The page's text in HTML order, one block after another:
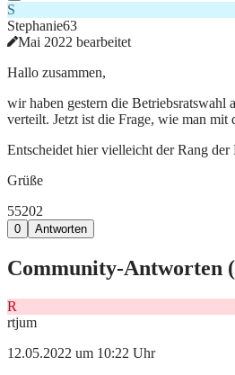
S
Stephanie63
Mai 2022 bearbeitet
Hallo zusammen,
wir haben gestern die Betriebsratswahl
verteilt. Jetzt ist die Frage, wie man mit
Entscheidet hier vielleicht der Rang der
Grüße
55202
0 Antworten
Community-Antworten (
R
rtjum
12.05.2022 um 10:22 Uhr